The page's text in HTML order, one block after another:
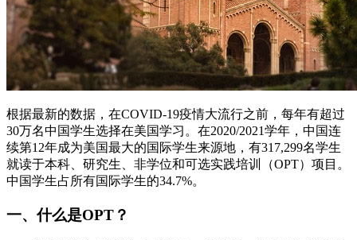
根据最新的数据，在COVID-19疫情大流行之前，每年有超过
30万名中国学生选择在美国学习。在2020/2021学年，中国连
续第12年成为美国最大的国际学生来源地，有317,299名学生
就读于本科、研究生、非学位和可选实践培训（OPT）项目。
中国学生占所有国际学生的34.7%。
一、什么是OPT？